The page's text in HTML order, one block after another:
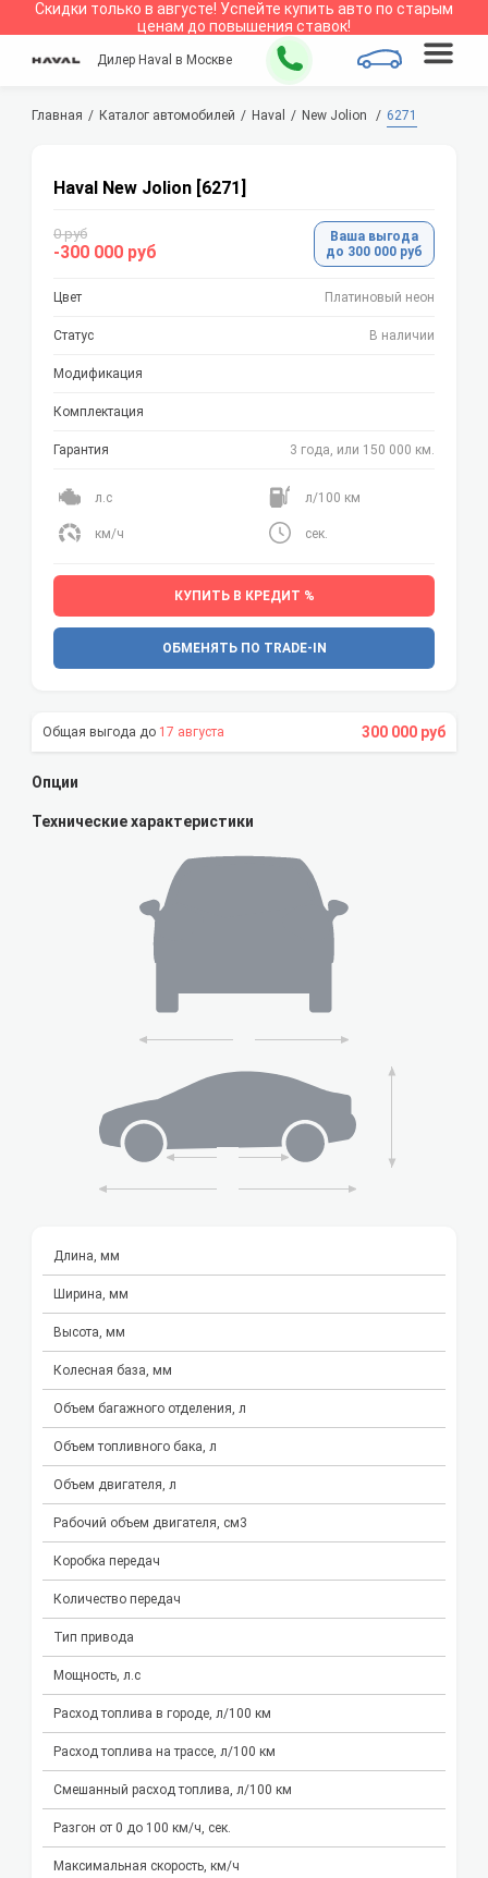
Скидки только в августе! Успейте купить авто по старым
ценам до повышения ставок!
Дилер Haval в Москве
Главная Каталог автомобилей Haval New Jolion 6271
Haval New Jolion [6271]
0 руб
-300 000 руб
Ваша выгода
до 300 000 руб
Цвет Платиновый неон
Статус В наличии
Модификация
Комплектация
Гарантия 3 года, или 150 000 км.
л.с л/100 км
км/ч сек.
КУПИТЬ В КРЕДИТ %
ОБМЕНЯТЬ ПО TRADE-IN
17 августа 300 000 руб
Опции
Технические характеристики
Длина, мм
Ширина, мм
Высота, мм
Колесная база, мм
Объем багажного отделения, л
Объем топливного бака, л
Объем двигателя, л
Рабочий объем двигателя, см3
Коробка передач
Количество передач
Тип привода
Мощность, л.с
Расход топлива в городе, л/100 км
Расход топлива на трассе, л/100 км
Смешанный расход топлива, л/100 км
Разгон от 0 до 100 км/ч, сек.
Максимальная скорость, км/ч